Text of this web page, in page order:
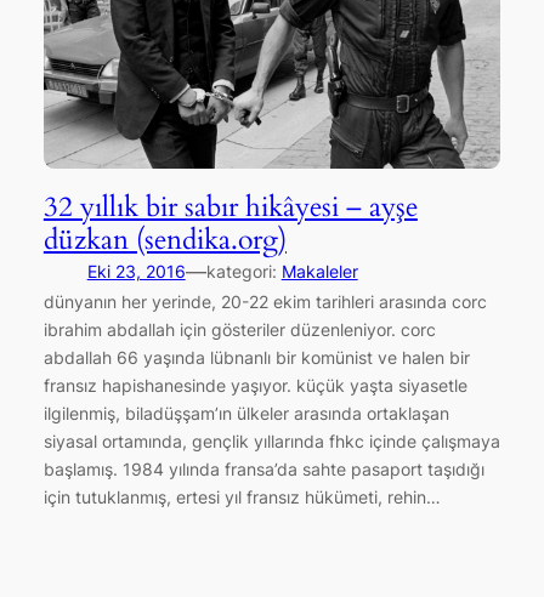
32 yıllık bir sabır hikâyesi – ayşe
düzkan (sendika.org)
Eki 23, 2016—kategori: Makaleler
dünyanın her yerinde, 20-22 ekim tarihleri arasında corc
ibrahim abdallah için gösteriler düzenleniyor. corc
abdallah 66 yaşında lübnanlı bir komünist ve halen bir
fransız hapishanesinde yaşıyor. küçük yaşta siyasetle
ilgilenmiş, biladüşşam’ın ülkeler arasında ortaklaşan
siyasal ortamında, gençlik yıllarında fhkc içinde çalışmaya
başlamış. 1984 yılında fransa’da sahte pasaport taşıdığı
için tutuklanmış, ertesi yıl fransız hükümeti, rehin…